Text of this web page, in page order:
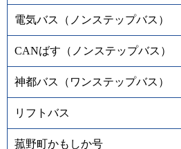
電気バス（ノンステップバス）
CANばす（ノンステップバス）
神都バス（ワンステップバス）
リフトバス
菰野町かもしか号